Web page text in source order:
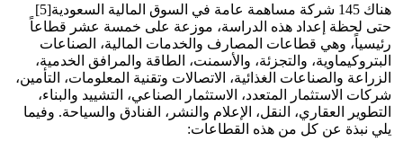
هناك 145 شركة مساهمة عامة في السوق المالية السعودية[5]
حتى لحظة إعداد هذه الدراسة، موزعة على خمسة عشر قطاعاً
رئيسياً، وهي قطاعات المصارف والخدمات المالية، الصناعات
البتروكيماوية، والتجزئة، والأسمنت، الطاقة والمرافق الخدمية،
الزراعة والصناعات الغذائية، الاتصالات وتقنية المعلومات، التأمين،
شركات الاستثمار المتعدد، الاستثمار الصناعي، التشييد والبناء،
التطوير العقاري، النقل، الإعلام والنشر، الفنادق والسياحة. وفيما
يلي نبذة عن كل من هذه القطاعات: